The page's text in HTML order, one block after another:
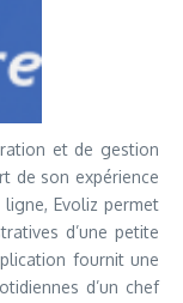
et de gestion
de son expérience
Evoliz permet
d’une petite
fournit une
d’un chef